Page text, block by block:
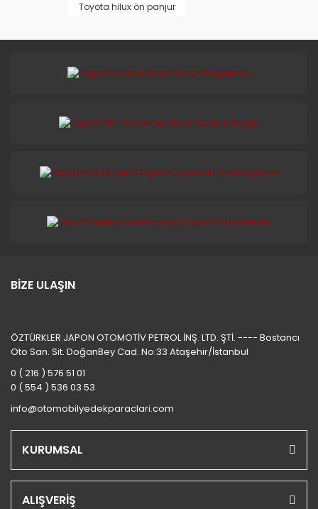
Toyota hilux ön panjur
BİZE ULAŞIN
ÖZTÜRKLER JAPON OTOMOTİV PETROL İNŞ. LTD. ŞTİ. ---- Bostancı
Oto San. Sit. DoğanBey Cad. No:33 Ataşehir/İstanbul
0 ( 216 ) 576 51 01
0 ( 554 ) 536 03 53
info@otomobilyedekparaclari.com
KURUMSAL
ALIŞVERİŞ